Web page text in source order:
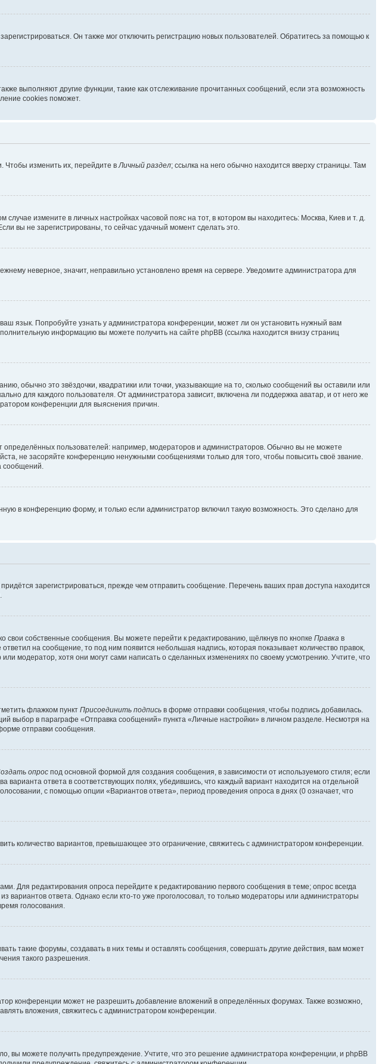
Он также мог отключить регистрацию новых пользователей. Обратитесь за помощью к
выполняют другие функции, такие как отслеживание прочитанных сообщений, если эта возможность
cookies поможет.
Чтобы изменить их, перейдите в Личный раздел; ссылка на него обычно находится вверху страницы. Там
измените в личных настройках часовой пояс на тот, в котором вы находитесь: Москва, Киев и т. д.
вы не зарегистрированы, то сейчас удачный момент сделать это.
неверное, значит, неправильно установлено время на сервере. Уведомите администратора для
язык. Попробуйте узнать у администратора конференции, может ли он установить нужный вам
информацию вы можете получить на сайте phpBB (ссылка находится внизу страниц
обычно это звёздочки, квадратики или точки, указывающие на то, сколько сообщений вы оставили или
для каждого пользователя. От администратора зависит, включена ли поддержка аватар, и от него же
конференции для выяснения причин.
пользователей: например, модераторов и администраторов. Обычно вы не можете
не засоряйте конференцию ненужными сообщениями только для того, чтобы повысить своё звание.
сообщений.
в конференцию форму, и только если администратор включил такую возможность. Это сделано для
зарегистрироваться, прежде чем отправить сообщение. Перечень ваших прав доступа находится
собственные сообщения. Вы можете перейти к редактированию, щёлкнув по кнопке Правка в
на сообщение, то под ним появится небольшая надпись, которая показывает количество правок,
модератор, хотя они могут сами написать о сделанных изменениях по своему усмотрению. Учтите, что
флажком пункт Присоединить подпись в форме отправки сообщения, чтобы подпись добавилась.
выбор в параграфе «Отправка сообщений» пункта «Личные настройки» в личном разделе. Несмотря на
отправки сообщения.
опрос под основной формой для создания сообщения, в зависимости от используемого стиля; если
ответа в соответствующих полях, убедившись, что каждый вариант находится на отдельной
с помощью опции «Вариантов ответа», период проведения опроса в днях (0 означает, что
количество вариантов, превышающее это ограничение, свяжитесь с администратором конференции.
Для редактирования опроса перейдите к редактированию первого сообщения в теме; опрос всегда
вариантов ответа. Однако если кто-то уже проголосовал, то только модераторы или администраторы
голосования.
такие форумы, создавать в них темы и оставлять сообщения, совершать другие действия, вам может
такого разрешения.
конференции может не разрешить добавление вложений в определённых форумах. Также возможно,
вложения, свяжитесь с администратором конференции.
вы можете получить предупреждение. Учтите, что это решение администратора конференции, и phpBB